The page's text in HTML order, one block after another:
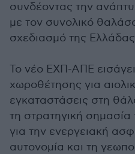
συνδέοντας την
με τον συνολικό
σχεδιασμό της
Το νέο ΕΧΠ-ΑΠΕ
χωροθέτησης για
εγκαταστάσεις στη
τη στρατηγική
για την ενεργειακή
αυτονομία και τη